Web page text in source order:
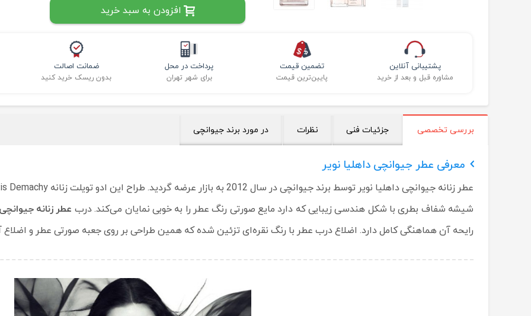
افزودن به سبد خرید
ضمانت اصالت
بدون ریسک خرید کنید
پرداخت در محل
برای شهر تهران
تضمین قیمت
پایین‌ترین قیمت
پشتیبانی آنلاین
مشاوره قبل و بعد از خرید
بررسی تخصصی جزئیات فنی نظرات در مورد برند جیوانچی
معرفی عطر جیوانچی داهلیا نویر
عطر زنانه جیوانچی داهلیا نویر توسط برند جیوانچی در سال 2012 به بازار عرضه گردید. طراح این ادو تویلت زنانه Francois Demachy است.
شیشه شفاف بطری با شکل هندسی زیبایی که دارد مایع صورتی رنگ عطر را به خوبی نمایان می‌کند. درب عطر زنانه
رایحه آن هماهنگی کامل دارد. اضلاع درب عطر با رنگ نقره‌ای تزئین شده که همین طراحی بر روی جعبه صورتی عطر و